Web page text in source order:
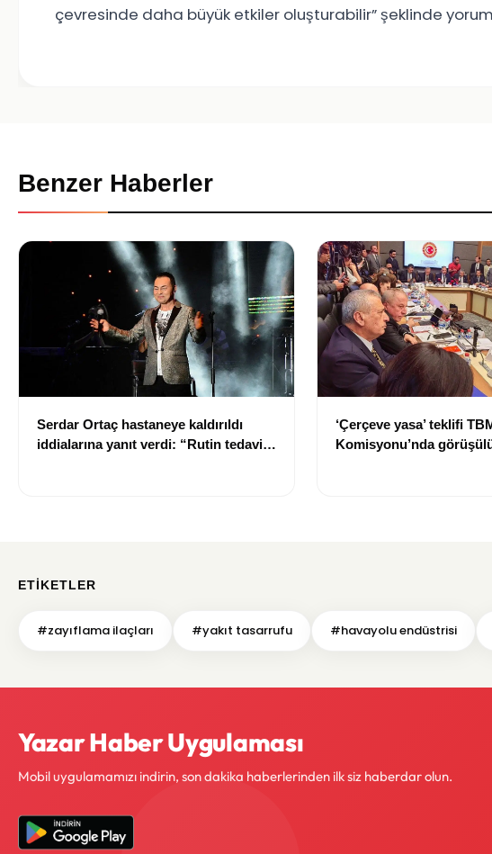
çevresinde daha büyük etkiler oluşturabilir” şeklinde yorum
Benzer Haberler
Serdar Ortaç hastaneye kaldırıldı
iddialarına yanıt verdi: “Rutin tedavim
‘Çerçeve yasa’ teklifi
Komisyonu’nda
ETIKETLER
#zayıflama ilaçları #yakıt tasarrufu #havayolu endüstrisi
Yazar Haber Uygulaması
Mobil uygulamamızı indirin, son dakika haberlerinden ilk siz haberdar olun.